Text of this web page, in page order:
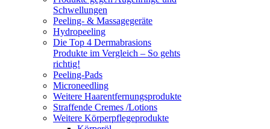
Schwellungen
Peeling- & Massagegeräte
Hydropeeling
Die Top 4 Dermabrasions
Produkte im Vergleich – So gehts
richtig!
Peeling-Pads
Microneedling
Weitere Haarentfernungsprodukte
Straffende Cremes /Lotions
Weitere Körperpflegeprodukte